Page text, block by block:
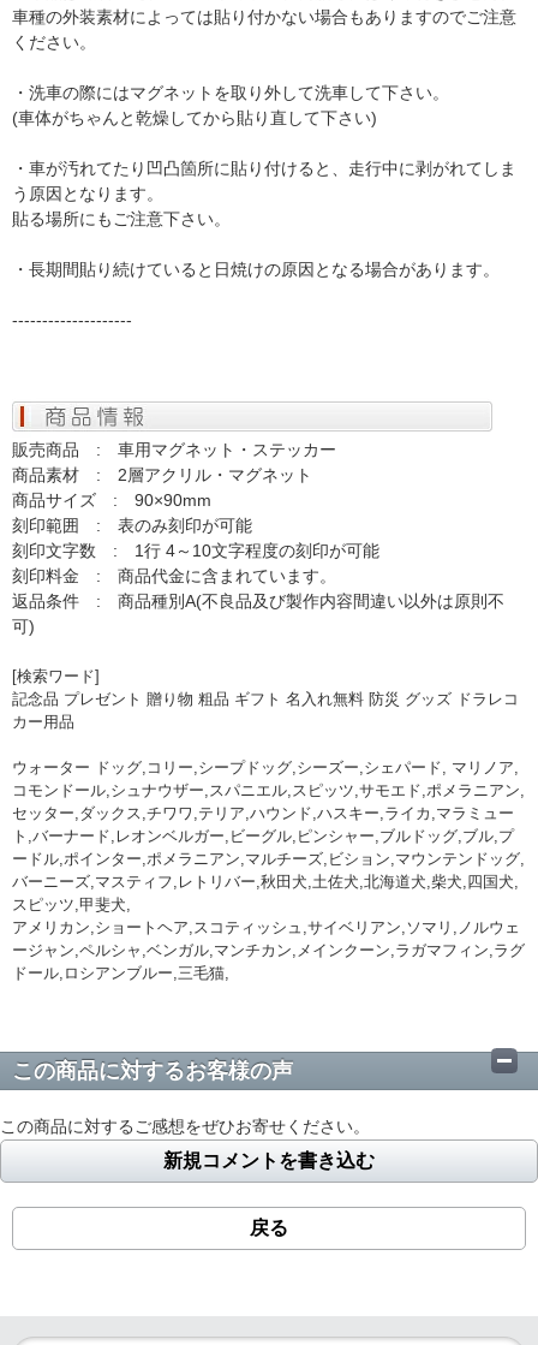
車種の外装素材によっては貼り付かない場合もありますのでご注意
ください。
・洗車の際にはマグネットを取り外して洗車して下さい。
(車体がちゃんと乾燥してから貼り直して下さい)
・車が汚れてたり凹凸箇所に貼り付けると、走行中に剥がれてしま
う原因となります。
貼る場所にもご注意下さい。
・長期間貼り続けていると日焼けの原因となる場合があります。
--------------------
販売商品 : 車用マグネット・ステッカー
商品素材 : 2層アクリル・マグネット
商品サイズ : 90×90mm
刻印範囲 : 表のみ刻印が可能
刻印文字数 : 1行 4～10文字程度の刻印が可能
刻印料金 : 商品代金に含まれています。
返品条件 : 商品種別A(不良品及び製作内容間違い以外は原則不
可)
[検索ワード]
記念品 プレゼント 贈り物 粗品 ギフト 名入れ無料 防災 グッズ ドラレコ
カー用品
ウォーター ドッグ,コリー,シープドッグ,シーズー,シェパード, マリノア,
コモンドール,シュナウザー,スパニエル,スピッツ,サモエド,ポメラニアン,
セッター,ダックス,チワワ,テリア,ハウンド,ハスキー,ライカ,マラミュー
ト,バーナード,レオンベルガー,ビーグル,ピンシャー,ブルドッグ,ブル,プ
ードル,ポインター,ポメラニアン,マルチーズ,ビション,マウンテンドッグ,
バーニーズ,マスティフ,レトリバー,秋田犬,土佐犬,北海道犬,柴犬,四国犬,
スピッツ,甲斐犬,
アメリカン,ショートヘア,スコティッシュ,サイベリアン,ソマリ,ノルウェ
ージャン,ペルシャ,ベンガル,マンチカン,メインクーン,ラガマフィン,ラグ
ドール,ロシアンブルー,三毛猫,
この商品に対するお客様の声
この商品に対するご感想をぜひお寄せください。
新規コメントを書き込む
戻る